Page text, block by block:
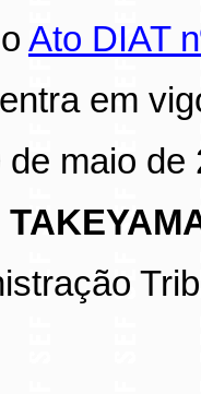
Ato DIAT
em
maio de